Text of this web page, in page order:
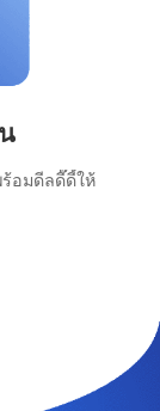
อมดีลดี๊ดี้ให้